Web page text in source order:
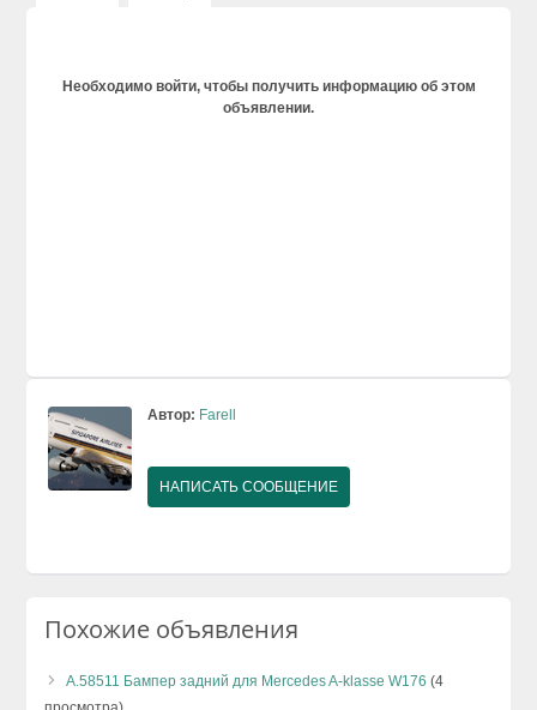
Необходимо войти, чтобы получить информацию об этом
объявлении.
Автор: Farell
НАПИСАТЬ СООБЩЕНИЕ
Похожие объявления
А.58511 Бампер задний для Mercedes A-klasse W176 (4